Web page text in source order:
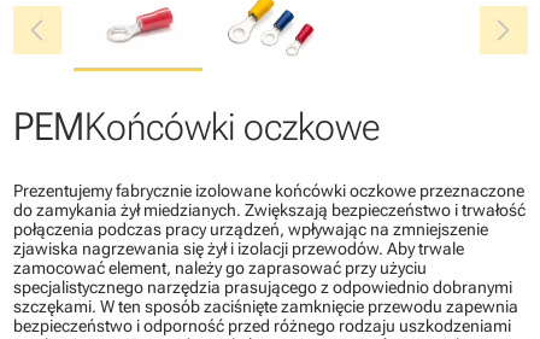
chevron_left chevron_right
PEMKońcówki oczkowe
Prezentujemy fabrycznie izolowane końcówki oczkowe przeznaczone
do zamykania żył miedzianych. Zwiększają bezpieczeństwo i trwałość
połączenia podczas pracy urządzeń, wpływając na zmniejszenie
zjawiska nagrzewania się żył i izolacji przewodów. Aby trwale
zamocować element, należy go zaprasować przy użyciu
specjalistycznego narzędzia prasującego z odpowiednio dobranymi
szczękami. W ten sposób zaciśnięte zamknięcie przewodu zapewnia
bezpieczeństwo i odporność przed różnego rodzaju uszkodzeniami